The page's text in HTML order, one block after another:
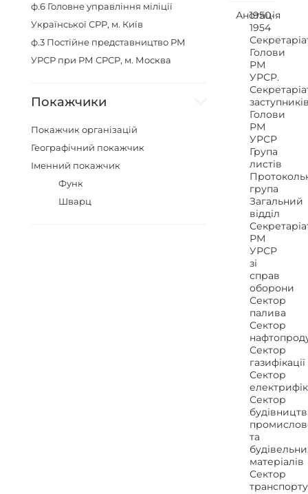
ф.6 Головне управління міліції
Української СРР, м. Київ
ф.3 Постійне представництво РМ
УРСР при РМ СРСР, м. Москва
Покажчики
Покажчик організацій
Географічний покажчик
Іменний покажчик
Функ
Шварц
Анотація
1950-
1954
Голови
РМ
УРСР.
Голови
РМ
УРСР
Група
листів
група
Загальний
відділ
РМ
УРСР
зі
справ
оборони
Сектор
палива
Сектор
Сектор
газифікації
Сектор
Сектор
та
матеріалів
Сектор
транспорту